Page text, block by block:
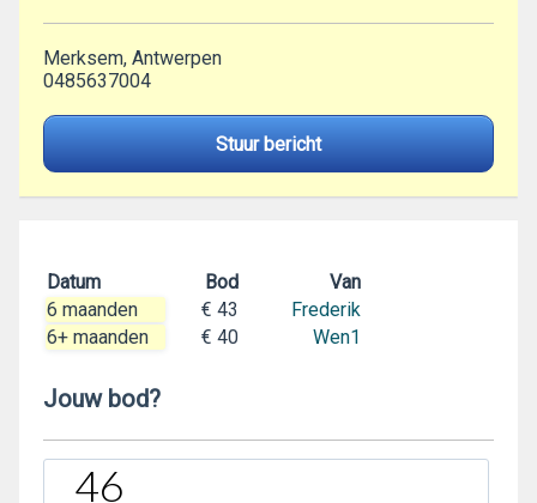
Merksem, Antwerpen
0485637004
Stuur bericht
Datum Bod
Van
6 maanden
€ 43
Frederik
6+ maanden
€ 40 Wen1
Jouw bod?